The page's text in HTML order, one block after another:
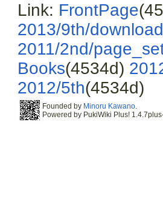
Link: FrontPage
2013/9th/download
2011/2nd/
Books(4534d)
2012/5th(4534d)
Founded by Minoru Kawano.
Powered by PukiWiki Plus!